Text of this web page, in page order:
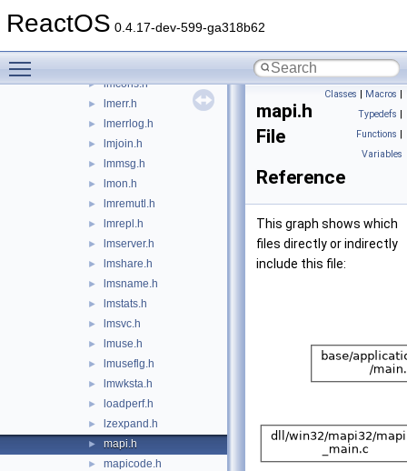
ReactOS 0.4.17-dev-599-ga318b62
► lmbrowsr.h
► lmcons.h
► lmerr.h
► lmerrlog.h
► lmjoin.h
► lmmsg.h
► lmon.h
► lmremutl.h
► lmrepl.h
► lmserver.h
► lmshare.h
► lmsname.h
► lmstats.h
► lmsvc.h
► lmuse.h
► lmuseflg.h
► lmwksta.h
► loadperf.h
► lzexpand.h
► mapi.h
► mapicode.h
Classes | Macros |
Typedefs |
Functions |
Variables
mapi.h
File
Reference
This graph shows which
files directly or indirectly
include this file: